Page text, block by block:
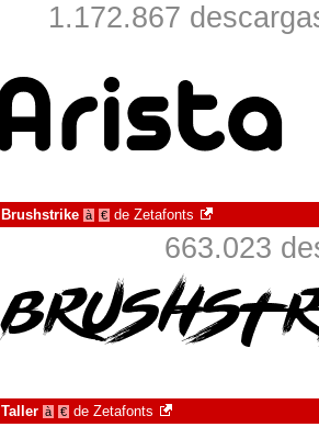
1.172.867
Brushstrike à € de Zetafonts
663.023
Taller à € de Zetafonts